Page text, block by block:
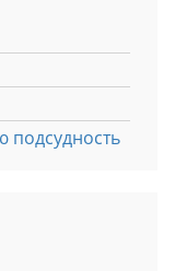
подсудность